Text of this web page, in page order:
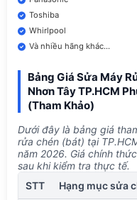
Toshiba
Whirlpool
Và nhiều hãng khác...
Bảng Giá Sửa Máy
Nhơn Tây TP.HCM
(Tham Khảo)
Dưới đây là bảng giá
rửa chén (bát) tại
năm 2026. Giá chính
sau khi kiểm tra thực tế.
STT
Hạng mục sửa